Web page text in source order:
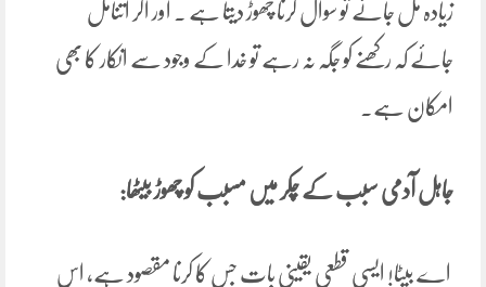
زیادہ مل جائے تو سوال کرنا چھوڑ دیتا ہے ۔ اور اگر اتنامل
جائے کہ رکھنے کو جگہ نہ رہے تو خدا کے وجود سے انکار کا بھی
امکان ہے۔
جاہل آدمی سبب کے چکر میں مسبب کو چھوڑ بیٹھا:
اے بیٹا! ایسی قطعی یقینی بات جس کا کرنا مقصود ہے، اس